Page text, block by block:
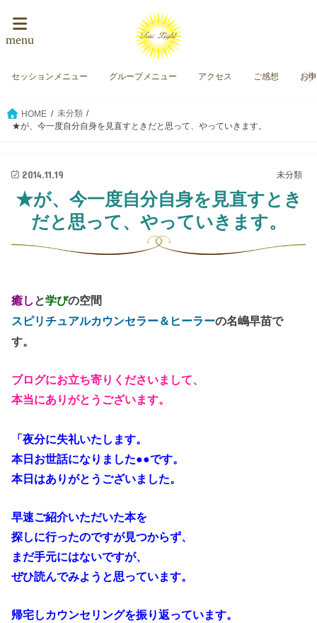
menu
セッションメニュー グループメニュー アクセス ご感想 お
HOME
未分類
★が、今一度自分自身を見直すときだと思って、やっていきます。
未分類
2014.11.19
★が、今一度自分自身を見直すとき
だと思って、やっていきます。
癒し と学びの空間
スピリチュアルカウンセラー＆ヒーラーの名嶋早苗で
す。
ブログにお立ち寄りくださいまして、
本当にありがとうございます。
「夜分に失礼いたします。
本日お世話になりました●●です。
本日はありがとうございました。
早速ご紹介いただいた本を
探しに行ったのですが見つからず、
まだ手元にはないですが、
ぜひ読んでみようと思っています。
帰宅しカウンセリングを振り返っています。